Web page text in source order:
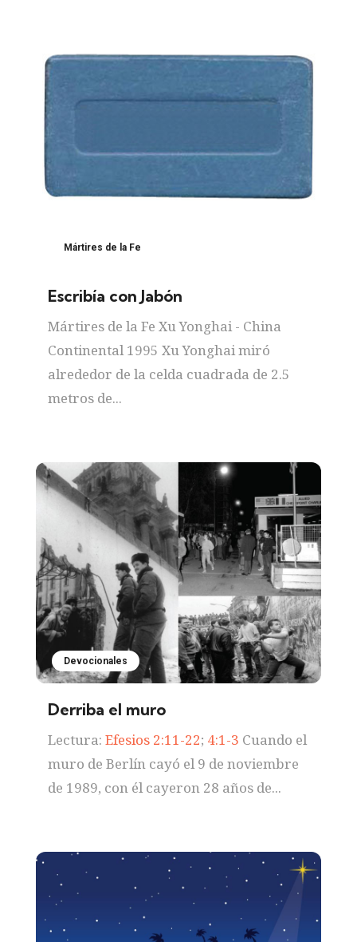
Mártires de la Fe
Escribía con Jabón
Mártires de la Fe Xu Yonghai - China
Continental 1995 Xu Yonghai miró
alrededor de la celda cuadrada de 2.5
metros de...
Devocionales
Derriba el muro
Lectura: Efesios 2:11-22; 4:1-3 Cuando el
muro de Berlín cayó el 9 de noviembre
de 1989, con él cayeron 28 años de...